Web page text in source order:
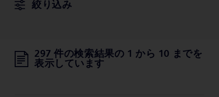
絞り込み
297 件の検索結果の 1 から 10 までを
表示しています